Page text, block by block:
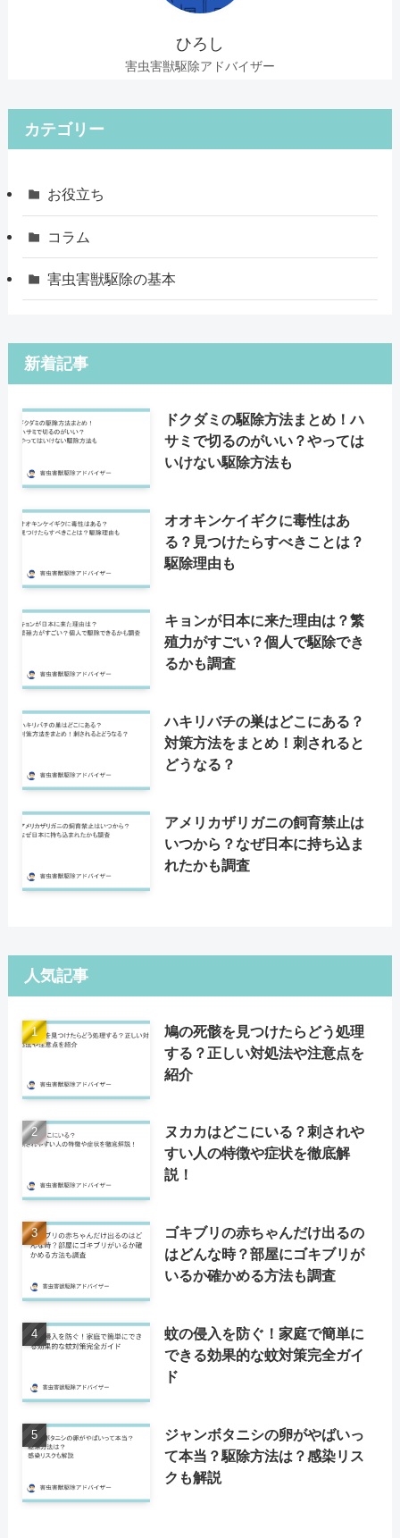
ひろし
害虫害獣駆除アドバイザー
カテゴリー
お役立ち
コラム
害虫害獣駆除の基本
新着記事
ドクダミの駆除方法まとめ！ハ
サミで切るのがいい？やっては
いけない駆除方法も
オオキンケイギクに毒性はあ
る？見つけたらすべきことは？
駆除理由も
キョンが日本に来た理由は？繁
殖力がすごい？個人で駆除でき
るかも調査
ハキリバチの巣はどこにある？
対策方法をまとめ！刺されると
どうなる？
アメリカザリガニの飼育禁止は
いつから？なぜ日本に持ち込ま
れたかも調査
人気記事
鳩の死骸を見つけたらどう処理
する？正しい対処法や注意点を
紹介
ヌカカはどこにいる？刺されや
すい人の特徴や症状を徹底解
説！
ゴキブリの赤ちゃんだけ出るの
はどんな時？部屋にゴキブリが
いるか確かめる方法も調査
蚊の侵入を防ぐ！家庭で簡単に
できる効果的な蚊対策完全ガイ
ド
ジャンボタニシの卵がやばいっ
て本当？駆除方法は？感染リス
クも解説